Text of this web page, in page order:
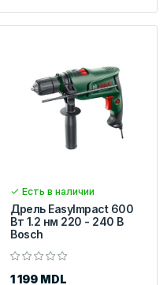
Есть в наличии
Дрель EasyImpact 600
Вт 1.2 нм 220 - 240 В
Bosch
1 199 MDL